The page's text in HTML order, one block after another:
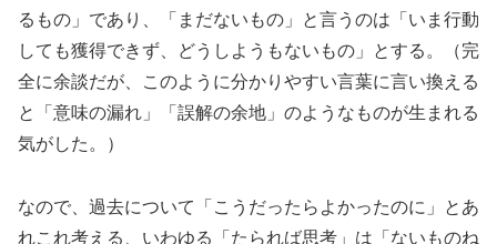
るもの」であり、「まだないもの」と言うのは「いま行動
しても獲得できず、どうしようもないもの」とする。（完
全に余談だが、このように分かりやすい言葉に言い換える
と「意味の漏れ」「誤解の余地」のようなものが生まれる
気がした。）
なので、過去について「こうだったらよかったのに」とあ
れこれ考える、いわゆる「たられば思考」は「ないものね